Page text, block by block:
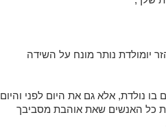
יומולדת נותר מונח על השידה
נולדת, אלא גם את היום לפני והיום
כל האנשים שאת אוהבת מסביבך